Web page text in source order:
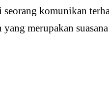
komunikan
merupakan